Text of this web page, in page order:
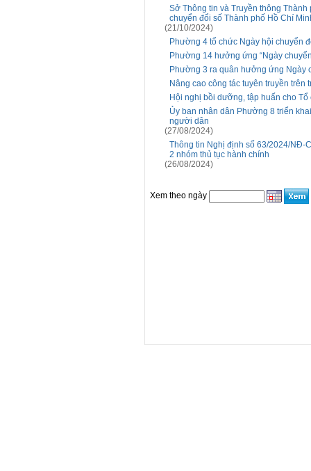
Sở Thông tin và Truyền thông
chuyển đổi số Thành phố Hồ Chí
(21/10/2024)
Phường 4 tổ chức Ngày hội chuyển
Phường 14 hưởng ứng “Ngày
Phường 3 ra quân hưởng ứng Ngày
Nâng cao công tác tuyên truyền
Hội nghị bồi dưỡng, tập huấn cho
Ủy ban nhân dân Phường 8 triển
người dân
(27/08/2024)
Thông tin Nghị định số 63/2024/NĐ-
2 nhóm thủ tục hành chính
(26/08/2024)
Xem theo ngày